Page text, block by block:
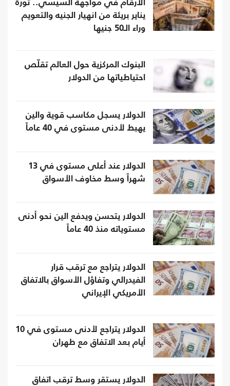
الأرقام في مواجهة السيسي.. ثورة
يناير بريئة من انهيار الجنيه والتعويم
وراء الـ50 جنيها
البنوك المركزية حول العالم تقلّص
احتياطياتها من الدولار
الدولار يسجل مكاسب قوية والين
يهبط لأدنى مستوى في 40 عاماً
الدولار عند أعلى مستوى في 13
شهراً وسط مخاوف الأسواق
الدولار يتحسن ويدفع الين نحو أدنى
مستوياته منذ 40 عاماً
الدولار يتراجع مع ترقب قرار
الفيدرالي وتفاؤل الأسواق بالاتفاق
الأمريكي الإيراني
الدولار يتراجع لأدنى مستوى في 10
أيام بعد الاتفاق مع طهران
الدولار يستقر وسط ترقب اتفاق